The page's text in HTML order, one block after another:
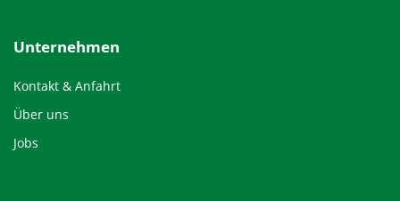
Unternehmen
Kontakt & Anfahrt
Über uns
Jobs